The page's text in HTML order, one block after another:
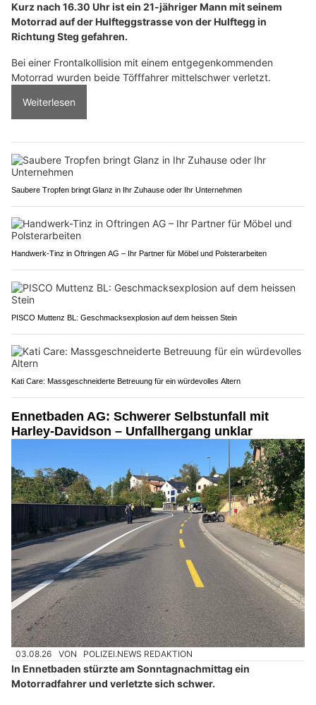
Kurz nach 16.30 Uhr ist ein 21-jähriger Mann mit seinem
Motorrad auf der Hulfteggstrasse von der Hulftegg in
Richtung Steg gefahren.
Bei einer Frontalkollision mit einem entgegenkommenden
Motorrad wurden beide Töfffahrer mittelschwer verletzt.
Weiterlesen
Saubere Tropfen bringt Glanz in Ihr Zuhause oder Ihr Unternehmen
Handwerk-Tinz in Oftringen AG – Ihr Partner für Möbel und Polsterarbeiten
PISCO Muttenz BL: Geschmacksexplosion auf dem heissen Stein
Kati Care: Massgeschneiderte Betreuung für ein würdevolles Altern
Ennetbaden AG: Schwerer Selbstunfall mit
Harley-Davidson – Unfallhergang unklar
03.08.26 VON POLIZEI.NEWS REDAKTION
In Ennetbaden stürzte am Sonntagnachmittag ein
Motorradfahrer und verletzte sich schwer.